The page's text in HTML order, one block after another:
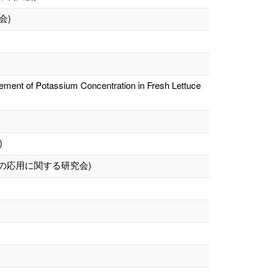
)
of Potassium Concentration in Fresh Lettuce
応用に関する研究会)